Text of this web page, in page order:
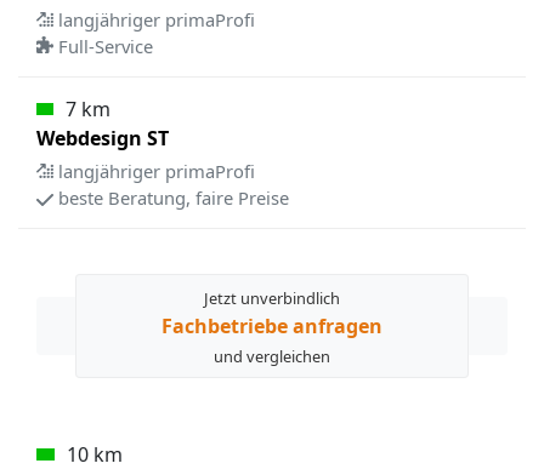
langjähriger primaProfi
Full-Service
7 km
Webdesign ST
langjähriger primaProfi
beste Beratung, faire Preise
Jetzt unverbindlich
Fachbetriebe anfragen
und vergleichen
10 km